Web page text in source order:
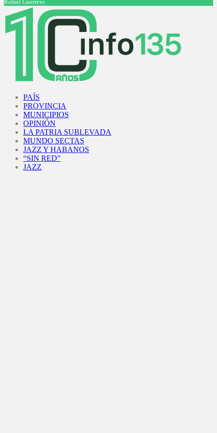
Rafael Guerrero
PAÍS
PROVINCIA
MUNICIPIOS
OPINIÓN
LA PATRIA SUBLEVADA
MUNDO SECTAS
JAZZ Y HABANOS
“SIN RED”
JAZZ